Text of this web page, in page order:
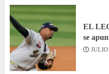
EL
se
JULIO